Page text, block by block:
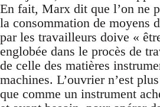
En fait, Marx dit que l’on ne
la consommation de moyens
par les travailleurs doive «
englobée dans le procès de
de celle des matières
machines. L’ouvrier n’est
que comme un instrument